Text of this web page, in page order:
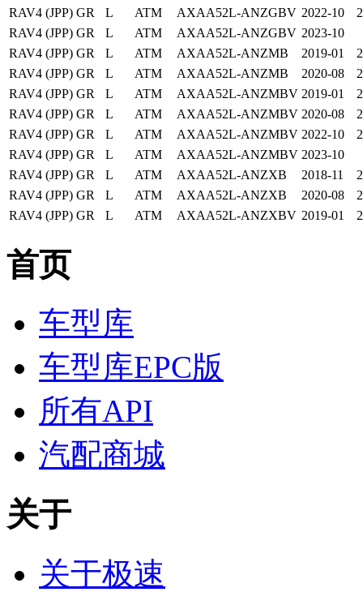
RAV4 (JPP) GR L ATM AXAA52L-ANZGBV 2022-10
RAV4 (JPP) GR L ATM AXAA52L-ANZGBV 2023-10
RAV4 (JPP) GR L ATM AXAA52L-ANZMB 2019-01
RAV4 (JPP) GR L ATM AXAA52L-ANZMB 2020-08
RAV4 (JPP) GR L ATM AXAA52L-ANZMBV 2019-01
RAV4 (JPP) GR L ATM AXAA52L-ANZMBV 2020-08
RAV4 (JPP) GR L ATM AXAA52L-ANZMBV 2022-10
RAV4 (JPP) GR L ATM AXAA52L-ANZMBV 2023-10
RAV4 (JPP) GR L ATM AXAA52L-ANZXB 2018-11
RAV4 (JPP) GR L ATM AXAA52L-ANZXB 2020-08
RAV4 (JPP) GR L ATM AXAA52L-ANZXBV 2019-01
首页
车型库
车型库EPC版
所有API
汽配商城
关于
关于极速